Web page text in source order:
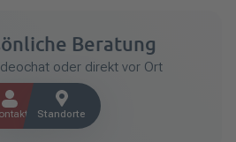
Beratung
oder direkt vor Ort
Standorte